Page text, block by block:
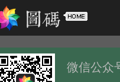
微信公